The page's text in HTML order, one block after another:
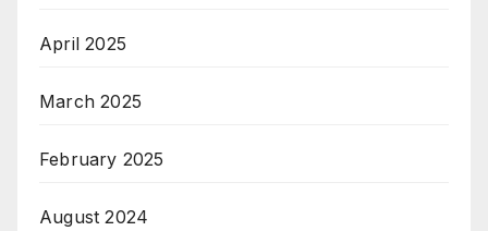
April 2025
March 2025
February 2025
August 2024